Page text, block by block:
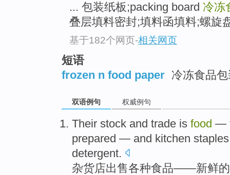
... 包装纸板;packing board 冷冻
叠层填料密封;填料函填料;螺旋
基于182个网页-相关网页
短语
frozen n food paper 冷冻食品
双语例句 权威例句
Their stock and trade is food —
prepared — and kitchen
detergent.
杂货店出售各种食品——新鲜